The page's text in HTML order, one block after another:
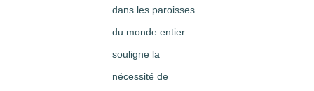
dans les paroisses
du monde entier
souligne la
nécessité de